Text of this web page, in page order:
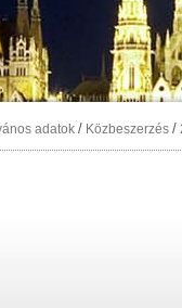
adatok / Közbeszerzés /